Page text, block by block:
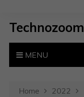
Technozoom
MENU
Home 2022